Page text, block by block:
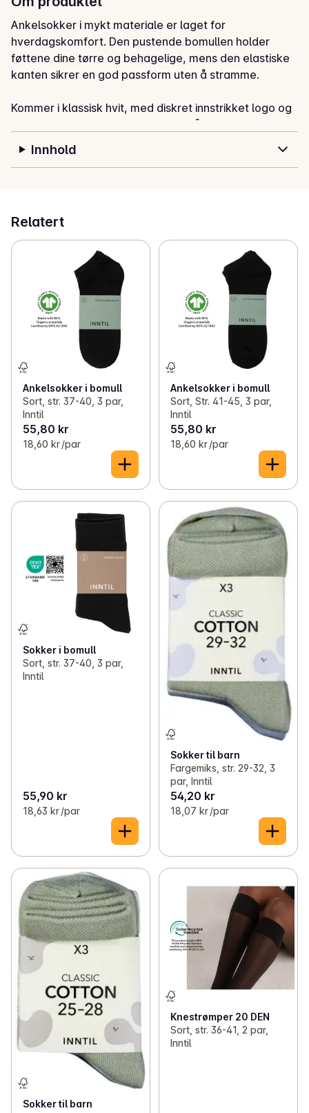
Ankelsokker i mykt materiale er laget for
hverdagskomfort. Den pustende bomullen holder
føttene dine tørre og behagelige, mens den elastiske
kanten sikrer en god passform uten å stramme.
Kommer i klassisk hvit, med diskret innstrikket logo og
størrelse under foten – perfekt for å finne riktig par i
Innhold
Relatert
Ankelsokker i bomull
Sort, str. 37-40, 3 par,
Inntil
55,80 kr
18,60 kr /par
Ankelsokker i bomull
Sort, Str. 41-45, 3 par,
Inntil
55,80 kr
18,60 kr /par
Sokker i bomull
Sort, str. 37-40, 3 par,
Inntil
55,90 kr
18,63 kr /par
Sokker til barn
Fargemiks, str. 29-32, 3
par, Inntil
54,20 kr
18,07 kr /par
Sokker til barn
Knestrømper 20 DEN
Sort, str. 36-41, 2 par,
Inntil